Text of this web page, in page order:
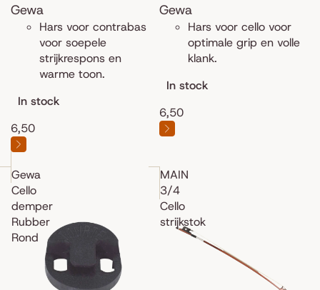
Gewa
Hars voor contrabas
voor soepele
strijkrespons en
warme toon.
In stock
6,50
Gewa
Hars voor cello voor
optimale grip en volle
klank.
In stock
6,50
Gewa
Cello
demper
Rubber
Rond
MAIN
3/4
Cello
strijkstok